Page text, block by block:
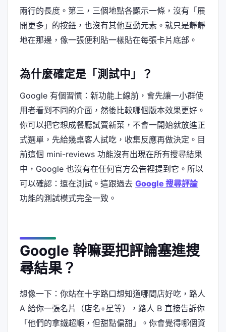
兩行的長度。第三，三個地點各顯示一條，沒有「展
開更多」的按鈕，也沒有其他互動元素。就只是靜靜
地在那邊，像一張便利貼一樣貼在每張卡片底部。
為什麼確定是「測試中」？
Google 有個習慣：新功能上線前，會先讓一小群使
用者看到不同的介面，然後比較哪個版本效果更好。
你可以把它想成餐廳試賣新菜，不會一開始就放進正
式選單，先給幾桌客人試吃，收集反應再做決定。目
前這個 mini-reviews 功能沒有出現在所有搜尋結果
中，Google 也沒有在任何官方公告裡提到它。所以
可以確認：還在測試。這跟過去 Google 搜尋評論
功能的測試模式完全一致。
Google 幹嘛要把評論塞進搜
尋結果？
想像一下：你站在十字路口想知道哪間店好吃，路人
A 給你一張名片（店名+星等），路人 B 直接告訴你
「他們的拿鐵超順，但甜點偏甜」。你會覺得哪個資